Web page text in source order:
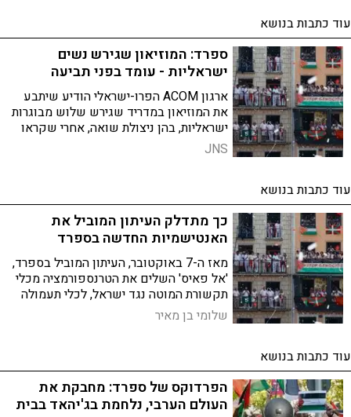
עוד כתבות בנושא
ספרד: המוזיאון שגירש נשים
ישראליות - עומד בפני תביעה
ארגון ACOM הפרו-ישראלי הודיע שיתבע
את המוזיאון במדריד שגירש שלוש מבוגרות
ישראליות, בהן ניצולת שואה, אחרי שקראו
להן "רוצחות ילדים". "במקום להגן על
קורבנות להתעללות אנטישמית, מרחיקים
JNS
עוד כתבות בנושא
כך מתדלק העיתון המוביל את
האנטישמיות החדשה בספרד
מאז ה-7 באוקטובר, העיתון המוביל בספרד,
'אל פאיס' השלים את הטרנספורמציה מכלי
תקשורת המוטה נגד ישראל, לכלי תעמולה
לוחמני ובלתי מתפשר. מערכת העיתון אימצה
למעשה את דף המסרים של חמאס
שלומי בן מאיר
עוד כתבות בנושא
הפרדוקס של ספרד: מחבקת את
העולם הערבי, נלחמת בג'יהאד בבית